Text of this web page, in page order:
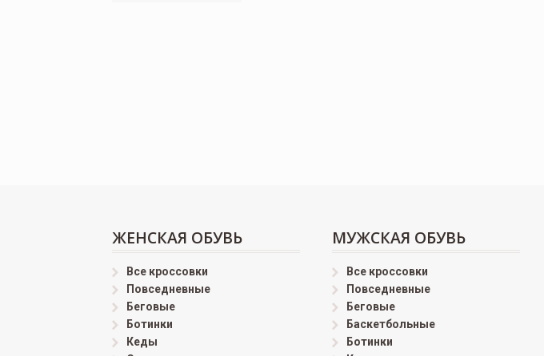
ЖЕНСКАЯ ОБУВЬ
Все кроссовки
Повседневные
Беговые
Ботинки
Кеды
МУЖСКАЯ ОБУВЬ
Все кроссовки
Повседневные
Беговые
Баскетбольные
Ботинки